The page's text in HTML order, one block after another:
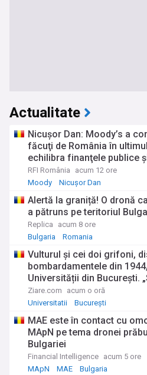
Actualitate
Nicuşor Dan: Moody’s a
făcuţi de România în
echilibra finanţele publice
RFI România
acum 12 ore
Moody
Nicușor Dan
Alertă la graniță! O dronă
a pătruns pe teritoriul
Replica
acum 8 ore
Bulgaria
Romania
Vulturul și cei doi grifoni,
bombardamentele din
Universității din București.
centrul Capitalei"
Ziare.com
acum o oră
Universitatii
București
MAE este în contact cu
MApN pe tema dronei
Bulgariei
Financial Intelligence acum 5 ore
MApN
MAE Bulgaria